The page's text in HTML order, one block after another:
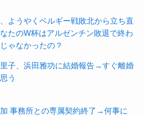
ようやくベルギー戦敗北から立ち直
たのW杯はアルゼンチン敗退で終わ
ゃなかったの？
子、浜田雅功に結婚報告→すぐ離婚
う
事務所との専属契約終了→何事に